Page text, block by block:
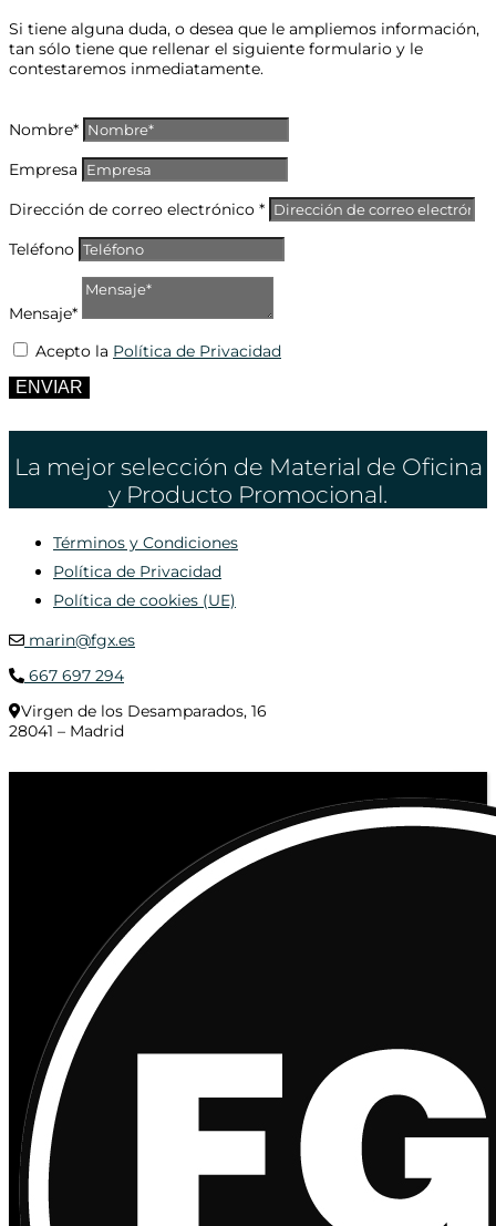
Si tiene alguna duda, o desea que le ampliemos información,
tan sólo tiene que rellenar el siguiente formulario y le
contestaremos inmediatamente.
Nombre*
Empresa
Dirección de correo electrónico *
Teléfono
Mensaje*
Acepto la Política de Privacidad
ENVIAR
La mejor selección de Material de Oficina
y Producto Promocional.
Términos y Condiciones
Política de Privacidad
Política de cookies (UE)
marin@fgx.es
667 697 294
Virgen de los Desamparados, 16
28041 – Madrid